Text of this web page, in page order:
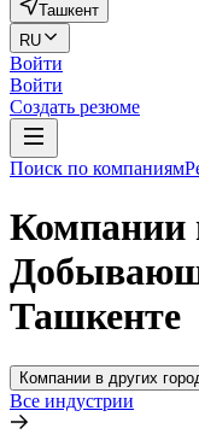
Ташкент
RU
Войти
Войти
Создать резюме
Поиск по компаниям
Компании
Ташкенте
Компании в других
Все индустрии